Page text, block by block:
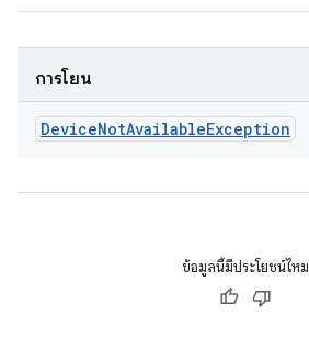
การโยน
DeviceNotAvailableException
ข้อมูลนี้มีประโยชน์ไหม